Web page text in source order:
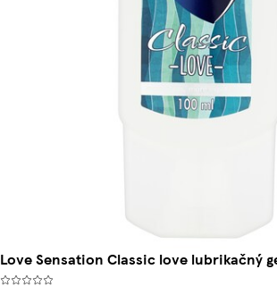
Love Sensation Classic love lubrikačný